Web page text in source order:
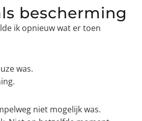
bescherming
ik opnieuw wat er toen
was.
niet mogelijk was.